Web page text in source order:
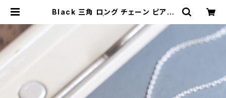
Black 三角 ロング チェーン ピアス
(Cloud-jewelry) レディース メン
ズ アクセサリー ネックレス ピアス 指
輪 ギフト